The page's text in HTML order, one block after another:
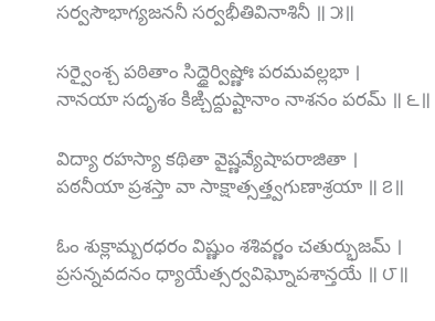
సర్వసౌభాగ్యజననీ సర్వభీతివినాశినీ ॥ ౫॥
సర్వైంశ్చ పఠితాం సిద్ధైర్విష్ణోః పరమవల్లభా ।
నానయా సదృశం కిఙ్చిద్దుష్టానాం నాశనం పరమ్ ॥ ౬॥
విద్యా రహస్యా కథితా వైష్ణవ్యేషాపరాజితా ।
పఠనీయా ప్రశస్తా వా సాక్షాత్సత్త్వగుణాశ్రయా ॥ ౭॥
ఓం శుక్లామ్బరధరం విష్ణుం శశివర్ణం చతుర్భుజమ్ ।
ప్రసన్నవదనం ధ్యాయేత్సర్వవిఘ్నోపశాన్తయే ॥ ౮॥